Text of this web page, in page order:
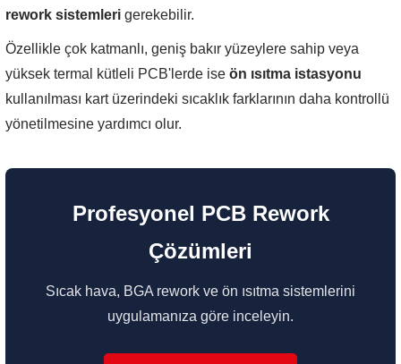
rework sistemleri gerekebilir.
Özellikle çok katmanlı, geniş bakır yüzeylere sahip veya
yüksek termal kütleli PCB'lerde ise ön ısıtma istasyonu
kullanılması kart üzerindeki sıcaklık farklarının daha kontrollü
yönetilmesine yardımcı olur.
Profesyonel PCB Rework
Çözümleri
Sıcak hava, BGA rework ve ön ısıtma sistemlerini
uygulamanıza göre inceleyin.